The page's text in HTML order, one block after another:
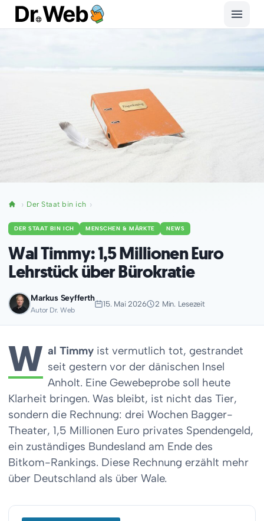
Der Staat bin ich
DER STAAT BIN ICH MENSCHEN & MÄRKTE NEWS
Wal Timmy: 1,5 Millionen Euro
Lehrstück über Bürokratie
Markus Seyfferth
Autor Dr. Web
15. Mai 2026 2 Min. Lesezeit
W al Timmyist vermutlich tot, gestrandet
seit gestern vor der dänischen Insel
Anholt. Eine Gewebeprobe soll heute
Klarheit bringen. Was bleibt, ist nicht das Tier,
sondern die Rechnung: drei Wochen Bagger-
Theater, 1,5 Millionen Euro privates Spendengeld,
ein zuständiges Bundesland am Ende des
Bitkom-Rankings. Diese Rechnung erzählt mehr
über Deutschland als über Wale.